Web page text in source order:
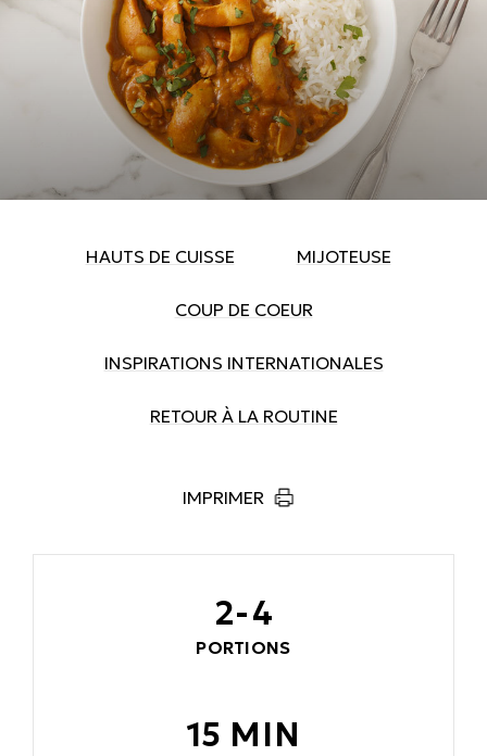
HAUTS DE CUISSE MIJOTEUSE
COUP DE COEUR
INSPIRATIONS INTERNATIONALES
RETOUR À LA ROUTINE
IMPRIMER
2-4
PORTIONS
15 MIN